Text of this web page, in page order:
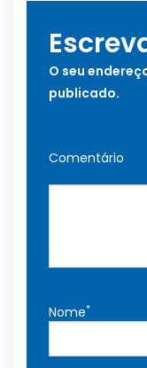
O seu
publicado.
Comentário
Nome*